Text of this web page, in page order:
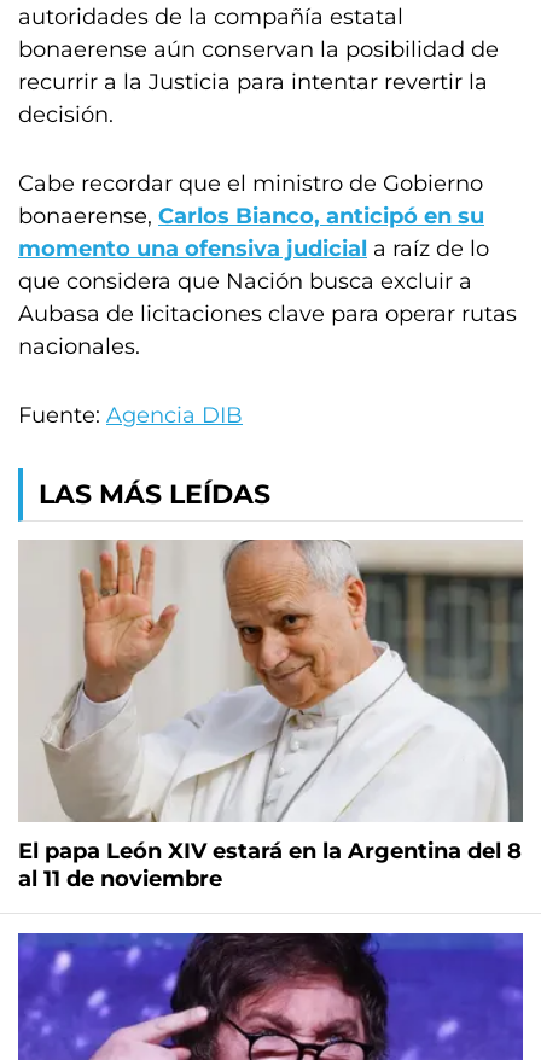
autoridades de la compañía estatal
bonaerense aún conservan la posibilidad de
recurrir a la Justicia para intentar revertir la
decisión.
Cabe recordar que el ministro de Gobierno
bonaerense, Carlos Bianco, anticipó en su
momento una ofensiva judicial a raíz de lo
que considera que Nación busca excluir a
Aubasa de licitaciones clave para operar rutas
nacionales.
Fuente: Agencia DIB
LAS MÁS LEÍDAS
El papa León XIV estará en la Argentina del 8
al 11 de noviembre